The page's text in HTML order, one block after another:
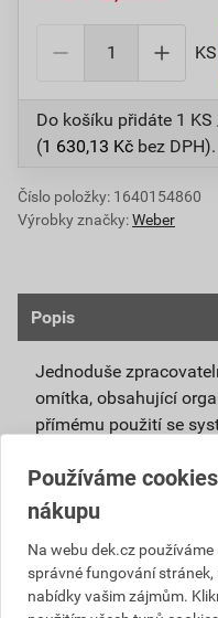
KS
Do košíku přidáte 1
(1 630,13 Kč bez DPH).
Číslo položky: 1640154860
Výrobky značky:Weber
Popis
Jednoduše
omítka, obsahující
přímému použití se
Vlivem
zateplovacích
dochází ke
vytváří živnou
Povrch omítky
Používáme
nákupu
Na webu dek.cz
správné fungování
nabídky vašim zájmům.